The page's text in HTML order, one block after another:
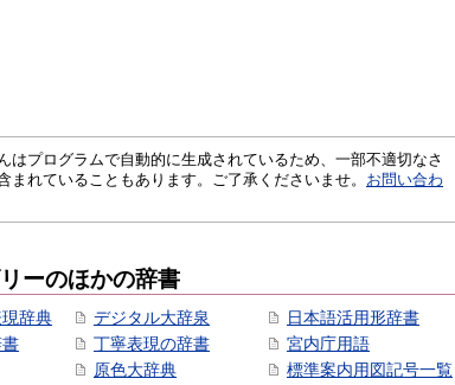
はプログラムで自動的に生成されているため、一部不適切なさ
まれていることもあります。ご了承くださいませ。 お問い合わ
ーのほかの辞書
辞典
デジタル大辞泉
丁寧表現の辞書
原色大辞典
日本語活用形辞書
宮内庁用語
標準案内用図記号一覧